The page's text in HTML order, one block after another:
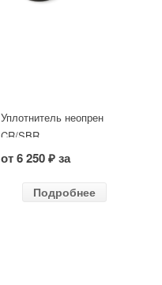
Уплотнитель неопрен
CR/SBR
от 6 250 ₽ за
Подробнее